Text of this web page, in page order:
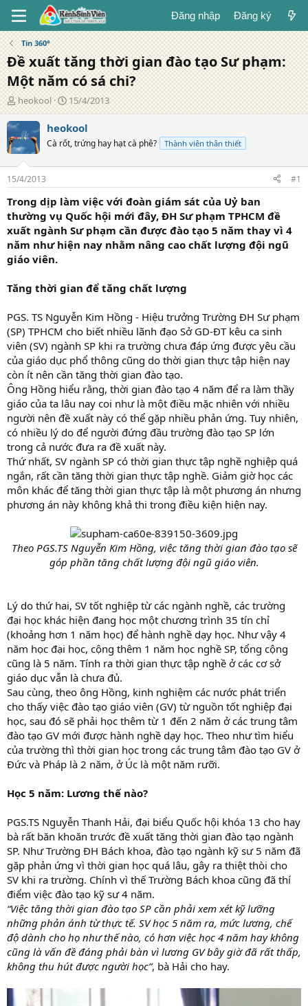
Đăng nhập Đăng ký
Tin 360°
Đề xuất tăng thời gian đào tạo Sư phạm:
Một năm có sá chi?
T
á
c
g
i
ả
heokool
N
g
à
đ
g
15/4/2013
heokool
Cà rốt, trứng hay hạt cà phê? Thành viên thân thiết
15/4/2013 #1
Trong dịp làm việc với đoàn giám sát của Uỷ ban
thường vụ Quốc hội mới đây, ĐH Sư phạm TPHCM đề
xuất ngành Sư phạm cần được đào tạo 5 năm thay vì 4
năm như hiện nay nhằm nâng cao chất lượng đội ngũ
giáo viên.
Tăng thời gian để tăng chất lượng
PGS. TS Nguyễn Kim Hồng - Hiệu trưởng Trường ĐH Sư phạm
(SP) TPHCM cho biết nhiều lãnh đạo Sở GD-ĐT kêu ca sinh
viên (SV) ngành SP khi ra trường chưa đáp ứng được yêu cầu
của giáo dục phổ thông cũng do thời gian thực tập hiện nay
còn ít nên cần tăng thời gian đào tạo.
Ông Hồng hiểu rằng, thời gian đào tạo 4 năm để ra làm thầy
giáo của ta lâu nay coi như là một điều mặc nhiên với nhiều
người nên đề xuất này có thể gặp nhiều phản ứng. Tuy nhiên,
có nhiều lý do để người đứng đầu trường đào tạo SP lớn
trong cả nước đưa ra đề xuất này.
Thứ nhất, SV ngành SP có thời gian thực tập nghề nghiệp quá
ngắn, rất cần tăng thời gian thực tập nghề. Giảm giờ học các
môn khác để tăng thời gian thực tập là một phương án nhưng
phương án này không khả thi trong điều kiện hiện nay.
Theo PGS.TS Nguyễn Kim Hồng, việc tăng thời gian đào tạo sẽ
góp phần tăng chất lượng đội ngũ giáo viên.
Lý do thứ hai, SV tốt nghiệp từ các ngành nghề, các trường
đại học khác hiện đang học một chương trình 35 tín chỉ
(khoảng hơn 1 năm học) để hành nghề dạy học. Như vậy 4
năm học đại học, cộng thêm 1 năm học nghề SP, tổng cộng
cũng là 5 năm. Tính ra thời gian thực tập nghề ở các cơ sở
giáo dục vẫn là chưa đủ.
Sau cùng, theo ông Hồng, kinh nghiệm các nước phát triển
cho thấy việc đào tạo giáo viên (GV) từ nguồn tốt nghiệp đại
học, sau đó sẽ phải học thêm từ 1 đến 2 năm ở các trung tâm
đào tạo GV mới được hành nghề dạy học. Theo như tìm hiểu
của trường thì thời gian học trong các trung tâm đào tạo GV ở
Đức và Pháp là 2 năm, ở Úc là một năm rưỡi.
Học 5 năm: Lương thế nào?
PGS.TS Nguyễn Thanh Hải, đại biểu Quốc hội khóa 13 cho hay
bà rất băn khoăn trước đề xuất tăng thời gian đào tạo ngành
SP. Như Trường ĐH Bách khoa, đào tạo ngành kỹ sư 5 năm đã
gặp phản ứng vì thời gian học quá lâu, gây ra thiệt thòi cho
SV khi ra trường. Chính vì thế Trường Bách khoa cũng đã thí
điểm việc đào tạo kỹ sư 4 năm.
“Việc tăng thời gian đào tạo SP cần phải xem xét kỹ lưỡng
những phản ánh từ thực tế. SV học 5 năm ra, mức lương, chế
độ dành cho họ như thế nào, có hơn việc học 4 năm hay không
cũng là vấn đề đáng phải bàn vì lương GV bây giờ đã rất thấp,
không thu hút được người học”, bà Hải cho hay.